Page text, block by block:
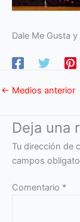
Dale Me Gusta
← Medios anterior
Deja una
Tu dirección de
campos
Comentario *